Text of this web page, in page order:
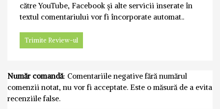
către YouTube, Facebook și alte servicii inserate în
textul comentariului vor fi încorporate automat..
Număr comandă: Comentariile negative fără numărul
comenzii notat, nu vor fi acceptate. Este o măsură de a evita
recenziile false.